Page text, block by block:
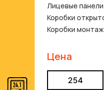
Лицевые панели
Коробки
Коробки
Цена